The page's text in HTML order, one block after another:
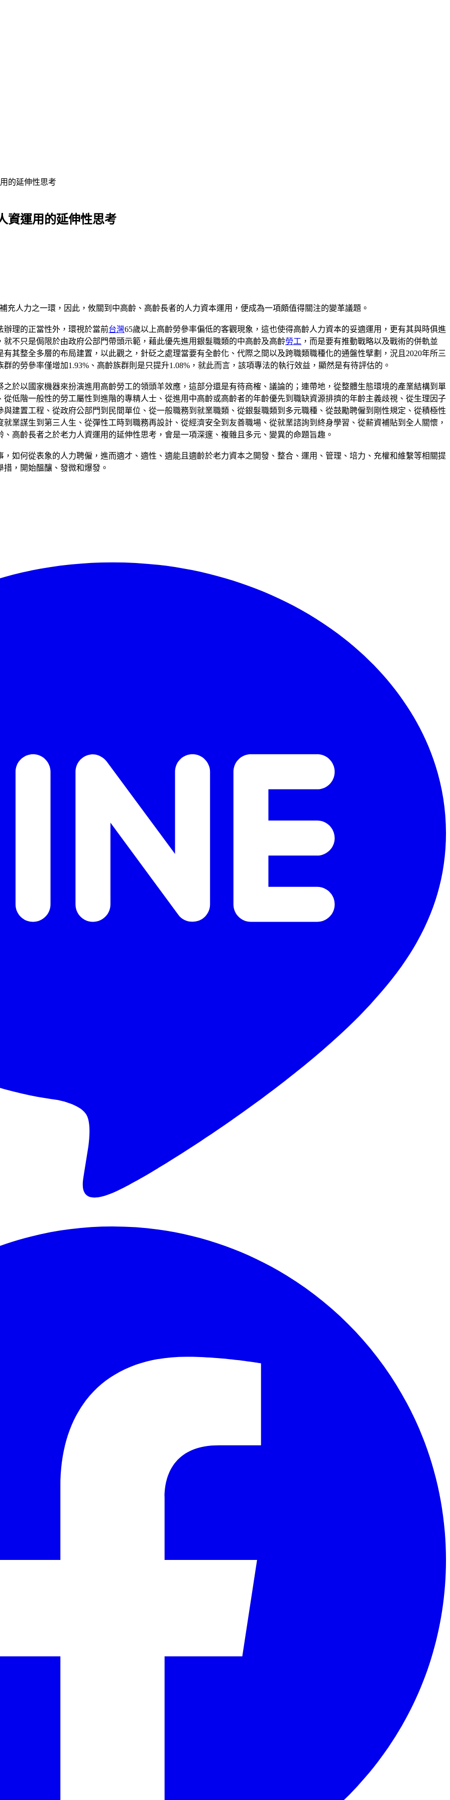
的延伸性思考
資運用的延伸性思考
充人力之一環，因此，攸關到中高齡、高齡長者的人力資本運用，便成為一項頗值得關注的變革議題。
辦理的正當性外，環視於當前台灣65歲以上高齡勞參率偏低的客觀現象，這也使得高齡人力資本的妥適運用，更有其與時俱進
不只是侷限於由政府公部門帶頭示範，藉此優先進用銀髮職類的中高齡及高齡勞工 ，而是要有推動戰略以及戰術的併軌並
其整全多層的布局建置，以此觀之，針砭之處理當要有全齡化、代際之間以及跨職類職種化的通盤性擘劃，況且2020年所三
的勞參率僅增加1.93%、高齡族群則是只提升1.08%，就此而言，該項專法的執行效益，顯然是有待評估的。
於以國家機器來扮演進用高齡勞工的領頭羊效應，這部分還是有待商榷、議論的；連帶地，從整體生態環境的產業結構到單
低階一般性的勞工屬性到進階的專精人士、從進用中高齡或高齡者的年齡優先到職缺資源排擠的年齡主義歧視、從生理因子
建置工程、從政府公部門到民間單位、從一般職務到就業職類、從銀髮職類到多元職種、從鼓勵聘僱到剛性規定、從積極性
業謀生到第三人生、從彈性工時到職務再設計、從經濟安全到友善職場、從就業諮詢到終身學習、從薪資補貼到全人關懷，
高齡長者之於老力人資運用的延伸性思考，會是一項深邃、複雜且多元、變異的命題旨趣。
如何從表象的人力聘僱，進而適才、適性、適能且適齡於老力資本之開發、整合、運用、管理、培力、充權和維繫等相關提
，開始醞釀、發微和爆發。